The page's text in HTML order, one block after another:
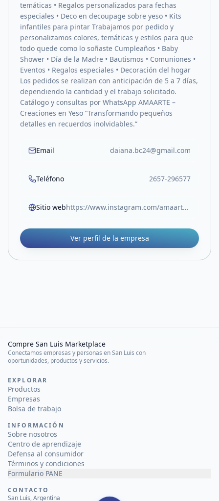
temáticas • Regalos personalizados para fechas
especiales • Deco en decoupage sobre yeso • Kits
infantiles para pintar Trabajamos por pedido y
personalizamos colores, temáticas y estilos para que
todo quede como lo soñaste Cumpleaños • Baby
Shower • Día de la Madre • Bautismos • Comuniones •
Eventos • Regalos especiales • Decoración del hogar
Los pedidos se realizan con anticipación de 5 a 7 días,
dependiendo la cantidad y el trabajo solicitado.
Catálogo y consultas por WhatsApp AMAARTE –
Creaciones en Yeso “Transformando pequeños
detalles en recuerdos inolvidables.”
Email daiana.bc24@gmail.com
Teléfono 2657-296577
Sitio web https://www.instagram.com/amaarte_dcf/?__pwa=1
Ver perfil de la empresa
Compre San Luis Marketplace
Conectamos empresas y personas en San Luis con
oportunidades, productos y servicios.
EXPLORAR
Productos
Empresas
Bolsa de trabajo
INFORMACIÓN
Sobre nosotros
Centro de aprendizaje
Defensa al consumidor
Términos y condiciones
Formulario PANE
CONTACTO
San Luis, Argentina